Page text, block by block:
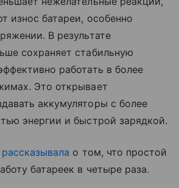
износ батареи, особенно
В результате
сохраняет стабильную
работать в более
Это открывает
аккумуляторы с более
энергии и быстрой зарядкой.
рассказывала о том, что простой
батареек в четыре раза.